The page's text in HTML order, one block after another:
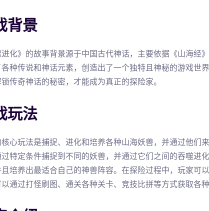
背景
进化》的故事背景源于中国古代神话，主要依据《山海经
种传说和神话元素，创造出了一个独特且神秘的游戏世
传奇神话的秘密，才能成为真正的探险家。
玩法
心玩法是捕捉、进化和培养各种山海妖兽，并通过他们
特定条件捕捉到不同的妖兽，并通过它们之间的吞噬进
培养出最适合自己的神兽阵容。在探险过程中，玩家可
通过打怪刷图、通关各种关卡、竞技比拼等方式获取各种